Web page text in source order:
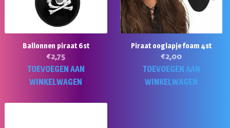
Ballonnen piraat 6st
€2,75
TOEVOEGEN AAN
WINKELWAGEN
Piraat ooglapje foam 4st
€2,00
TOEVOEGEN AAN
WINKELWAGEN